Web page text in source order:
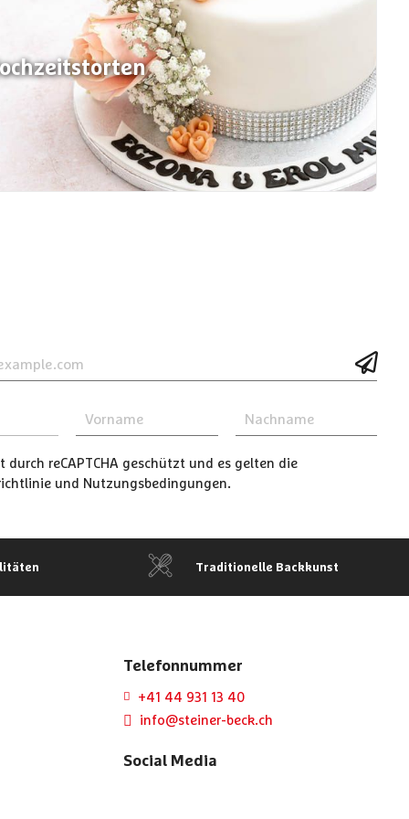
durch reCAPTCHA geschützt und es gelten die
und Nutzungsbedingungen.
Traditionelle Backkunst
Telefonnummer
+41 44 931 13 40
info@steiner-beck.ch
Social Media